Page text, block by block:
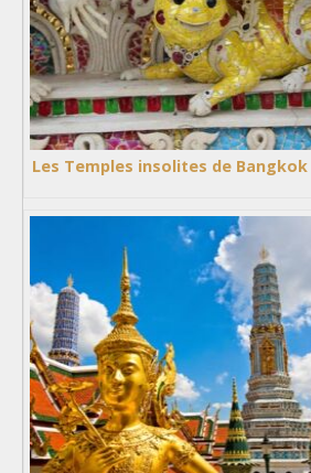
Les Temples insolites de Bangkok